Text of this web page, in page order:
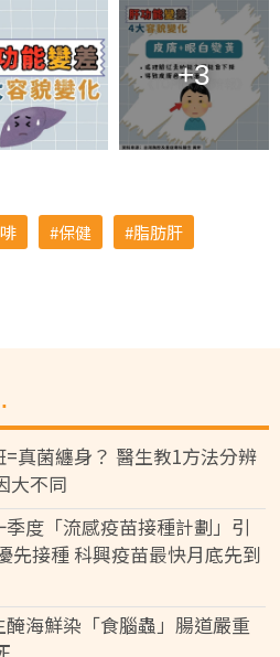
+3
保健
脂肪肝
真菌纏身？ 醫生教1方法分辨
大不同
度「流感疫苗接種計劃」引
先接種 科興疫苗最快月底先到
海鮮染「食腦蟲」腸道嚴重